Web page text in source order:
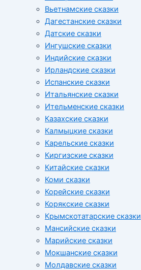
Вьетнамские сказки
Дагестанские сказки
Датские сказки
Ингушские сказки
Индийские сказки
Ирландские сказки
Испанские сказки
Итальянские сказки
Ительменские сказки
Казахские сказки
Калмыцкие сказки
Карельские сказки
Киргизские сказки
Китайские сказки
Коми сказки
Корейские сказки
Корякские сказки
Крымскотатарские сказки
Мансийские сказки
Марийские сказки
Мокшанские сказки
Молдавские сказки